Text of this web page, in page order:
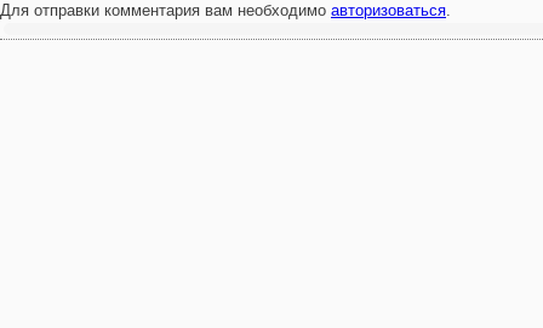
Для отправки комментария вам необходимо авторизоваться.